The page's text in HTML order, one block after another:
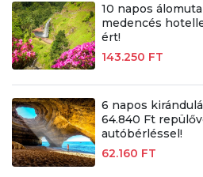
10 napos
medencés
ért!
143.250 FT
6 napos
64.840 Ft
autóbérléssel!
62.160 FT